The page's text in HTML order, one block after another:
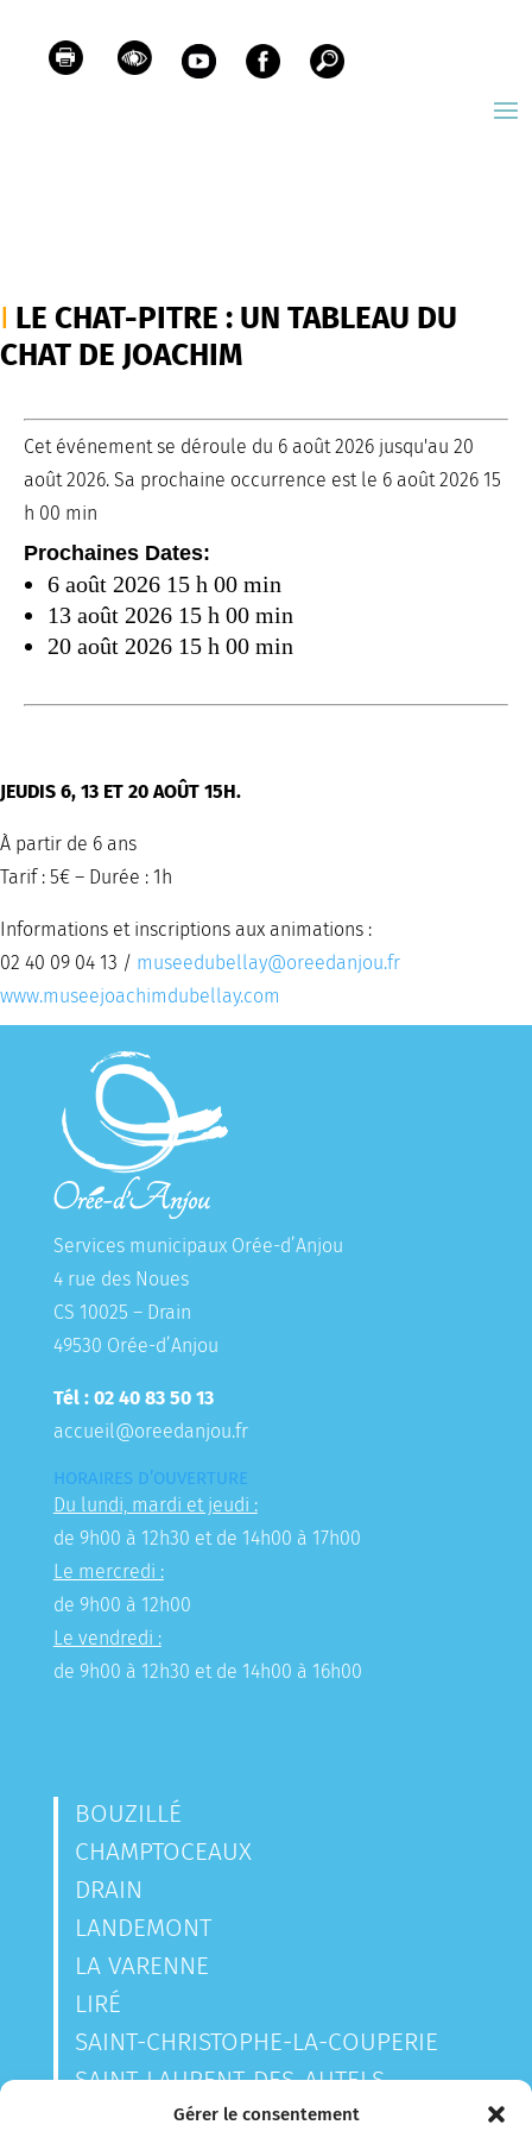
Gérer le consentement
LE CHAT-PITRE : UN TABLEAU DU
CHAT DE JOACHIM
Cet événement se déroule du 6 août 2026 jusqu'au 20
août 2026. Sa prochaine occurrence est le 6 août 2026 15
h 00 min
Prochaines Dates:
6 août 2026 15 h 00 min
13 août 2026 15 h 00 min
20 août 2026 15 h 00 min
JEUDIS 6, 13 ET 20 AOÛT 15H.
À partir de 6 ans
Tarif : 5€ – Durée : 1h
Informations et inscriptions aux animations :
02 40 09 04 13 / museedubellay@oreedanjou.fr
www.museejoachimdubellay.com
Services municipaux Orée-d’Anjou
4 rue des Noues
CS 10025 – Drain
49530 Orée-d’Anjou
Tél : 02 40 83 50 13
accueil@oreedanjou.fr
HORAIRES D’OUVERTURE
Du lundi, mardi et jeudi :
de 9h00 à 12h30 et de 14h00 à 17h00
Le mercredi :
de 9h00 à 12h00
Le vendredi :
de 9h00 à 12h30 et de 14h00 à 16h00
BOUZILLÉ
CHAMPTOCEAUX
DRAIN
LANDEMONT
LA VARENNE
LIRÉ
SAINT-CHRISTOPHE-LA-COUPERIE
SAINT-LAURENT-DES-AUTELS
SAINT-SAUVEUR-DE-LANDEMONT